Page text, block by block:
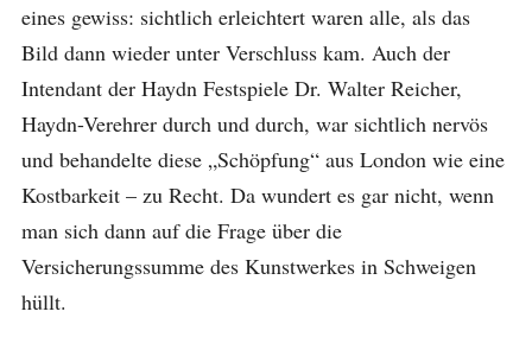
eines gewiss: sichtlich erleichtert waren alle, als das
Bild dann wieder unter Verschluss kam. Auch der
Intendant der Haydn Festspiele Dr. Walter Reicher,
Haydn-Verehrer durch und durch, war sichtlich nervös
und behandelte diese „Schöpfung“ aus London wie eine
Kostbarkeit – zu Recht. Da wundert es gar nicht, wenn
man sich dann auf die Frage über die
Versicherungssumme des Kunstwerkes in Schweigen
hüllt.